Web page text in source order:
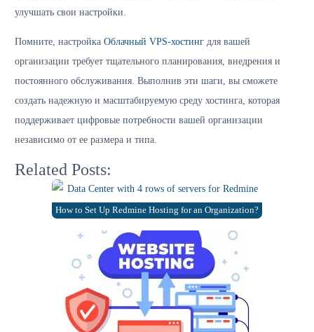
улучшать свои настройки.
Помните, настройка Облачный VPS-хостинг для вашей
организации требует тщательного планирования, внедрения и
постоянного обслуживания. Выполнив эти шаги, вы сможете
создать надежную и масштабируемую среду хостинга, которая
поддерживает цифровые потребности вашей организации
независимо от ее размера и типа.
Related Posts:
How to Set Up Redmine Hosting for an Organization?